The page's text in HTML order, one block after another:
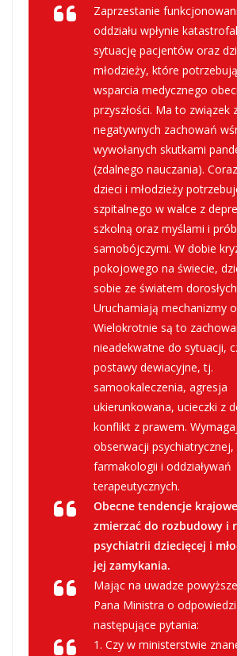
Zaprzestanie
oddziału wpłynie
sytuację pacjentów oraz
młodzieży, które
wsparcia medycznego
przyszłości. Ma to związek
negatywnych zachowań
wywołanych skutkami
(zdalnego nauczania).
dzieci i młodzieży
szpitalnego w walce z
szkolną oraz myślami i
samobójczymi. W dobie
pokojowego na świecie,
sobie ze światem
Uruchamiają mechanizmy
Wielokrotnie są to
nieadekwatne do sytuacji,
postawy dewiacyjne, tj.
samookaleczenia, agresja
ukierunkowana, ucieczki z
konflikt z prawem.
obserwacji psychiatrycznej,
farmakologii i oddziaływań
terapeutycznych.
Obecne tendencje
zmierzać do rozbudowy i
psychiatrii dziecięcej i
jej zamykania.
Mając na uwadze
Pana Ministra o
następujące pytania:
1. Czy w ministerstwie